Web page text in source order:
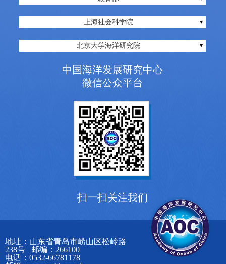
上海社会科学院
北京大学海洋研究院
中国海洋发展研究中心
微信公众平台
扫一扫关注我们
地址：山东省青岛市崂山区松岭路
238号 邮编：266100
电话：0532-66781178